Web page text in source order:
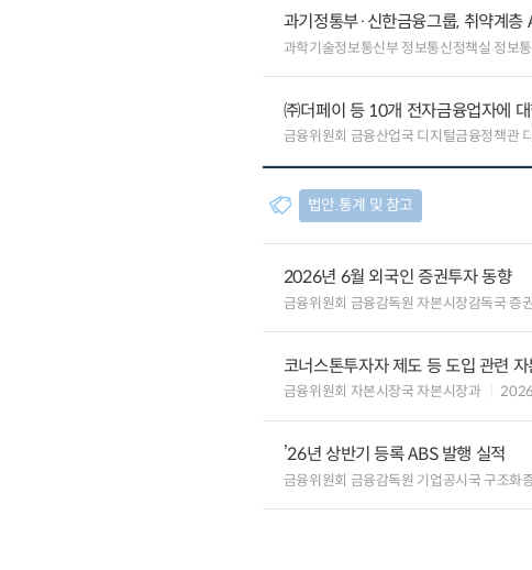
과기정통부·신한금융그룹, 취약계
과학기술정보통신부 정보통신정책실 정보
㈜더페이 등 10개 전자금융업자에
금융위원회 금융산업국 디지털금융정책관
법안.통계 및 참고
2026년 6월 외국인 증권투자 동향
금융위원회 금융감독원 자본시장감독국 증
코너스톤투자자 제도 등 도입 관련
금융위원회 자본시장국 자본시장과
’26년 상반기 등록 ABS 발행 실적
금융위원회 금융감독원 기업공시국 구조화